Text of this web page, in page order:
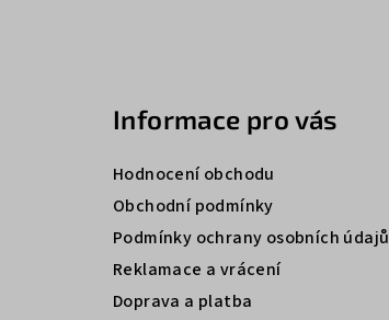
Informace pro vás
Hodnocení obchodu
Obchodní podmínky
Podmínky ochrany osobních údajů
Reklamace a vrácení
Doprava a platba